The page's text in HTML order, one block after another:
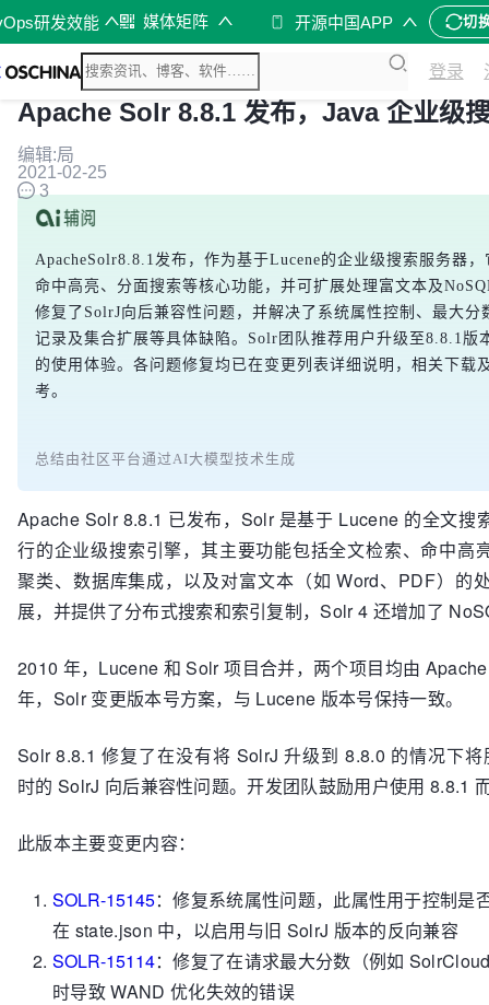
研发效能 媒体矩阵 开源中国APP 切
登录
Apache Solr 8.8.1 发布，Java 企业级
编辑:局
2021-02-25
3
ApacheSolr8.8.1发布，作为基于Lucene的企业级搜索服务器
命中高亮、分面搜索等核心功能，并可扩展处理富文本及
修复了SolrJ向后兼容性问题，并解决了系统属性控制、最大分
记录及集合扩展等具体缺陷。Solr团队推荐用户升级至8.8.1版
的使用体验。各问题修复均已在变更列表详细说明，相关下载
考。
总结由社区平台通过AI大模型技术生成
Apache Solr 8.8.1 已发布，Solr 是基于 Lucene 的全文搜
行的企业级搜索引擎，其主要功能包括全文检索、命中高
聚类、数据库集成，以及对富文本（如 Word、PDF）的
展，并提供了分布式搜索和索引复制，Solr 4 还增加了
2010 年，Lucene 和 Solr 项目合并，两个项目均由
年，Solr 变更版本号方案，与 Lucene 版本号保持一致。
Solr 8.8.1 修复了在没有将 SolrJ 升级到 8.8.0 的情况下
时的 SolrJ 向后兼容性问题。开发团队鼓励用户使用 8.8.1
此版本主要变更内容：
SOLR-15145：修复系统属性问题，此属性用于控制是
在 state.json 中，以启用与旧 SolrJ 版本的反向兼容
SOLR-15114：修复了在请求最大分数（例如
时导致 WAND 优化失效的错误